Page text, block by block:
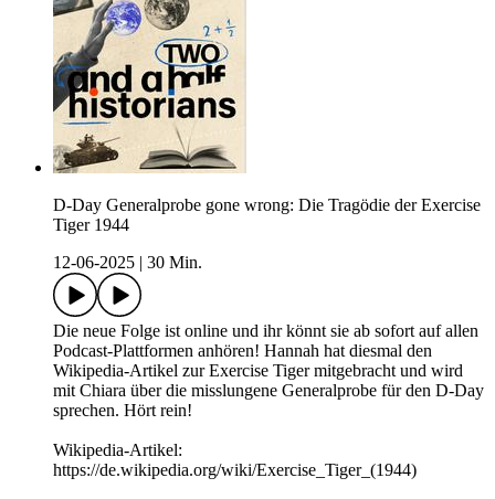
D-Day Generalprobe gone wrong: Die Tragödie der Exercise
Tiger 1944
12-06-2025
30 Min.
Die neue Folge ist online und ihr könnt sie ab sofort auf allen
Podcast-Plattformen anhören! Hannah hat diesmal den
Wikipedia-Artikel zur Exercise Tiger mitgebracht und wird
mit Chiara über die misslungene Generalprobe für den D-Day
sprechen. Hört rein!
Wikipedia-Artikel:
https://de.wikipedia.org/wiki/Exercise_Tiger_(1944)